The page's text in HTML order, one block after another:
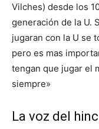
Vilches) desde los
generación de la U.
jugaran con la U se
pero es mas
tengan que jugar el
siempre»
La voz del